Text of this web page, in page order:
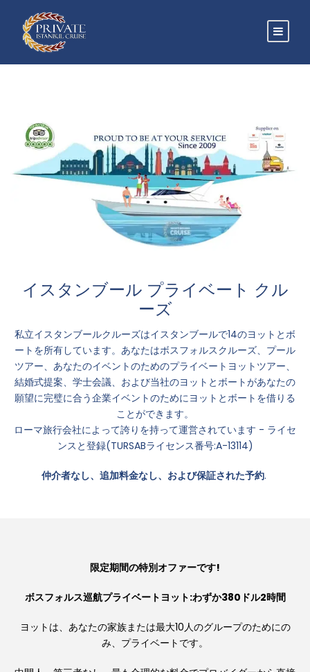
イスタンブール プライベート クル
ーズ
私立イスタンブールクルーズはイスタンブールで14のヨットとボ
ートを所有しています。あなたはボスフォルスクルーズ、プール
ツアー、あなたのイベントのためのプライベートヨットツアー、
結婚式提案、学士会議、および当社のヨットとボートがあなたの
願望に完璧に合う企業イベントのためにヨットとボートを借りる
ことができます。
ローマ旅行会社によって誇りを持って運営されています - ライセ
ンスと登録(TURSABライセンス番号:A-13114)
仲介者なし、追加料金なし、および保証された予約.
限定期間の特別オファーです!
ボスフォルス巡航プライベートヨット:わずか380ドル2時間
ヨットは、あなたの家族または最大10人のグループのためにの
み、プライベートです。